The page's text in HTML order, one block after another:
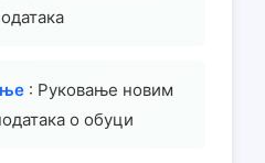
: Руковање новим
о обуци